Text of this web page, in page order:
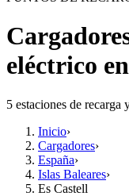
eléctrico
5 estaciones de recarga
Inicio›
Cargadores›
España›
Islas Baleares›
Es Castell